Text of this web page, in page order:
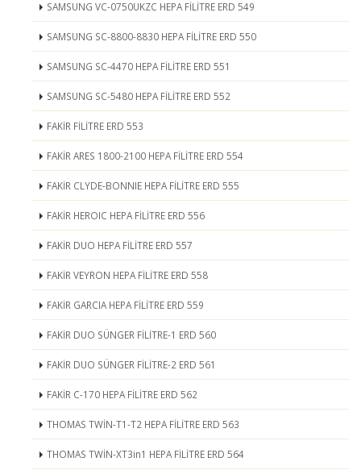
SAMSUNG VC-0750UKZC HEPA FİLİTRE ERD 549
SAMSUNG SC-8800-8830 HEPA FİLİTRE ERD 550
SAMSUNG SC-4470 HEPA FİLİTRE ERD 551
SAMSUNG SC-5480 HEPA FİLİTRE ERD 552
FAKİR FİLİTRE ERD 553
FAKİR ARES 1800-2100 HEPA FİLİTRE ERD 554
FAKİR CLYDE-BONNIE HEPA FİLİTRE ERD 555
FAKİR HEROIC HEPA FİLİTRE ERD 556
FAKİR DUO HEPA FİLİTRE ERD 557
FAKİR VEYRON HEPA FİLİTRE ERD 558
FAKİR GARCIA HEPA FİLİTRE ERD 559
FAKİR DUO SÜNGER FİLİTRE-1 ERD 560
FAKİR DUO SÜNGER FİLİTRE-2 ERD 561
FAKİR C-170 HEPA FİLİTRE ERD 562
THOMAS TWİN-T1-T2 HEPA FİLİTRE ERD 563
THOMAS TWİN-XT3in1 HEPA FİLİTRE ERD 564